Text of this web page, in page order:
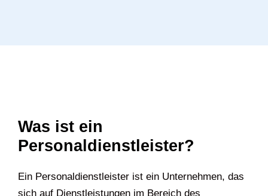
Was ist ein
Personaldienstleister?
Ein Personaldienstleister ist ein Unternehmen, das
sich auf Dienstleistungen im Bereich des